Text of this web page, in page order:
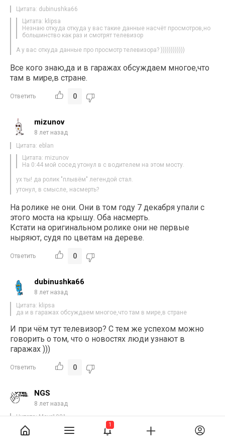
Цитата: dubinushka66
Цитата: klipsa
Незнаю откуда откуда у вас такие данные насчёт просмотров,но
большинство как раз и смотрят телевизор
А у вас откуда данные про просмотр телевизора? ))))))))))))
Все кого знаю,да и в гаражах обсуждаем многое,что
там в мире,в стране.
Ответить 0
mizunov
8 лет назад
Цитата: eblan
Цитата: mizunov
На 0:44 мой сосед утонул в с водителем на этом мосту.
ух ты! да ролик "плывём" легендой стал.
утонул, в смысле, насмерть?
На ролике не они. Они в том году 7 декабря упали с
этого моста на крышу. Оба насмерть.
Кстати на оригинальном ролике они не первые
ныряют, судя по цветам на дереве.
Ответить 0
dubinushka66
8 лет назад
Цитата: klipsa
да и в гаражах обсуждаем многое,что там в мире,в стране
И при чём тут телевизор? С тем же успехом можно
говорить о том, что о новостях люди узнают в
гаражах )))
Ответить 0
NGS
8 лет назад
Цитата: Mavr1981
Добрая половина наверное их думают что в России медведи по
улицам ходят,топором бреемся и так далее
1